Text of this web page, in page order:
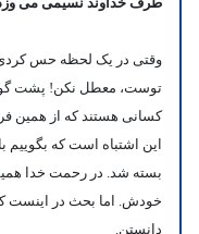
وقتی در یک لحظه حس کردی
توست، معطل نکن! پشت
کسانی هستند که از همین
این اشتباه است که بگوییم
بسته شد. در رحمت خدا
خودش. اما بحث در اینست
دانستن.